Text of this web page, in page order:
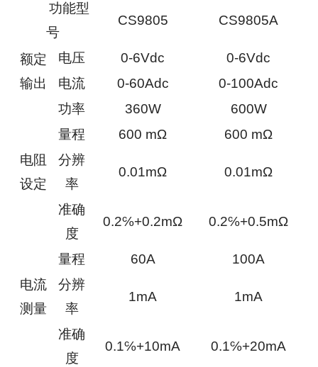
功能型
号
CS9805 CS9805A
额定
输出
电压 0-6Vdc
0-6Vdc
电流
0-60Adc
0-100Adc
功率
360W 600W
电阻
设定
量程 600 mΩ
600 mΩ
分辨
率
0.01mΩ 0.01mΩ
准确
度
0.2℅+0.2mΩ 0.2℅+0.5mΩ
电流
测量
量程 60A
100A
分辨
率
1mA 1mA
准确
度
0.1℅+10mA 0.1℅+20mA